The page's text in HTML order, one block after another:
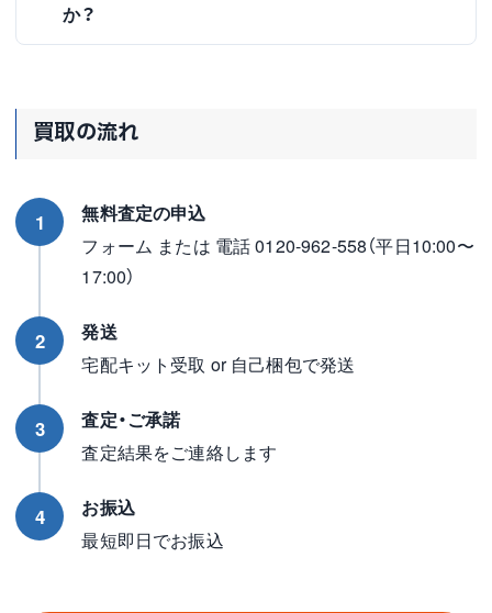
か？
買取の流れ
1
無料査定の申込
フォーム または 電話 0120-962-558（平日10:00〜
17:00）
2
発送
宅配キット受取 or 自己梱包で発送
3
査定・ご承諾
査定結果をご連絡します
4
お振込
最短即日でお振込